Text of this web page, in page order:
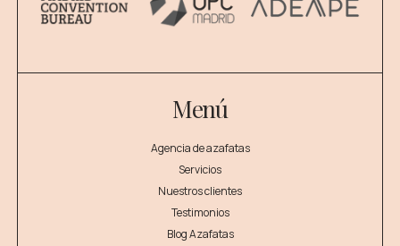
Menú
Agencia de azafatas
Servicios
Nuestros clientes
Testimonios
Blog Azafatas